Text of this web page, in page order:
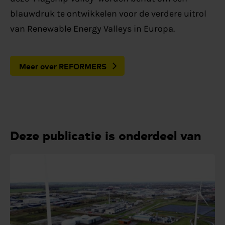
blauwdruk te ontwikkelen voor de verdere uitrol
van Renewable Energy Valleys in Europa.
Meer over REFORMERS
Deze publicatie is onderdeel van